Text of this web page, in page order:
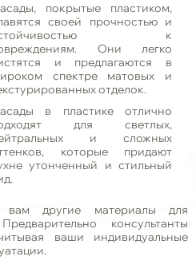
покрытые пластиком,
своей прочностью и
к
Они легко
и предлагаются в
спектре матовых и
отделок.
в пластике отлично
для светлых,
и сложных
которые придают
утонченный и стильный
другие материалы для
консультанты
ваши индивидуальные